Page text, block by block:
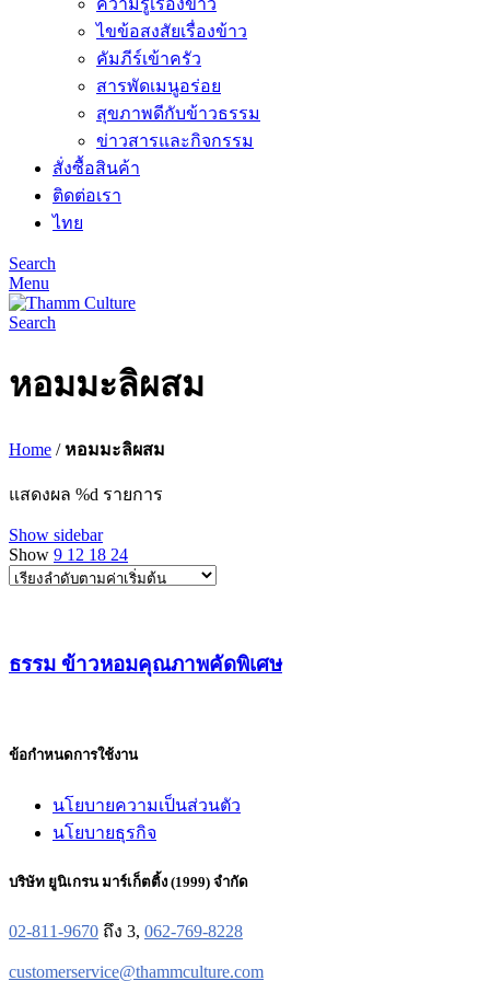
ความรู้เรื่องข้าว
ไขข้อสงสัยเรื่องข้าว
คัมภีร์เข้าครัว
สารพัดเมนูอร่อย
สุขภาพดีกับข้าวธรรม
ข่าวสารและกิจกรรม
สั่งซื้อสินค้า
ติดต่อเรา
ไทย
Search
Menu
Search
หอมมะลิผสม
Home / หอมมะลิผสม
แสดงผล %d รายการ
Show sidebar
Show 9 12 18 24
ธรรม ข้าวหอมคุณภาพคัดพิเศษ
ข้อกำหนดการใช้งาน
นโยบายความเป็นส่วนตัว
นโยบายธุรกิจ
บริษัท ยูนิเกรน มาร์เก็ตติ้ง (1999) จำกัด
02-811-9670 ถึง 3, 062-769-8228
customerservice@thammculture.com